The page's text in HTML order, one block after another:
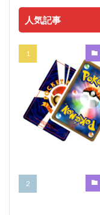
人気記事